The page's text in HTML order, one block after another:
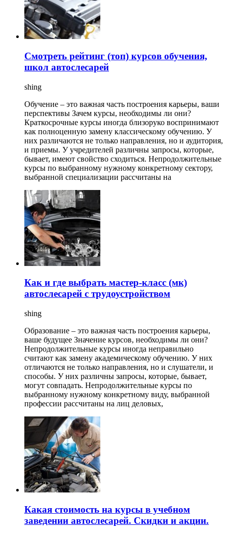
Смотреть рейтинг (топ) курсов обучения,
школ автослесарей
shing
Обучение – это важная часть построения карьеры, ваши
перспективы Зачем курсы, необходимы ли они?
Краткосрочные курсы иногда близоруко воспринимают
как полноценную замену классическому обучению. У
них различаются не только направления, но и аудитория,
и приемы. У учредителей различны запросы, которые,
бывает, имеют свойство сходиться. Непродолжительные
курсы по выбранному нужному конкретному сектору,
выбранной специализации рассчитаны на
Как и где выбрать мастер-класс (мк)
автослесарей с трудоустройством
shing
Образование – это важная часть построения карьеры,
ваше будущее Значение курсов, необходимы ли они?
Непродолжительные курсы иногда неправильно
считают как замену академическому обучению. У них
отличаются не только направления, но и слушатели, и
способы. У них различны запросы, которые, бывает,
могут совпадать. Непродолжительные курсы по
выбранному нужному конкретному виду, выбранной
профессии рассчитаны на лиц деловых,
Какая стоимость на курсы в учебном
заведении автослесарей. Скидки и акции.